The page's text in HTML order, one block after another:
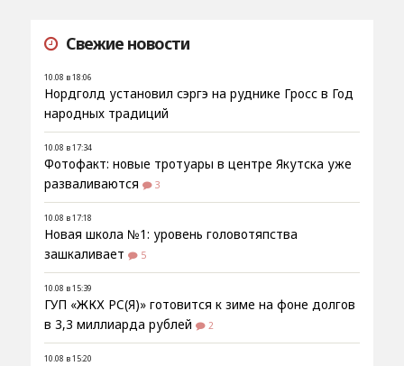
Свежие новости
10.08 в 18:06
Нордголд установил сэргэ на руднике Гросс в Год
народных традиций
10.08 в 17:34
Фотофакт: новые тротуары в центре Якутска уже
разваливаются
3
10.08 в 17:18
Новая школа №1: уровень головотяпства
зашкаливает
5
10.08 в 15:39
ГУП «ЖКХ РС(Я)» готовится к зиме на фоне долгов
в 3,3 миллиарда рублей
2
10.08 в 15:20